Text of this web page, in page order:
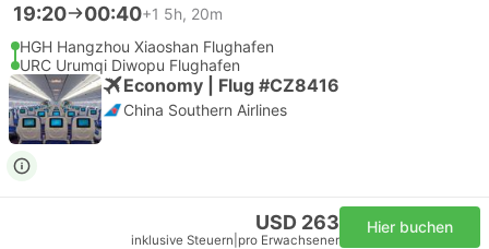
19:20 00:40+1 5h, 20m
HGH Hangzhou Xiaoshan Flughafen
URC Urumqi Diwopu Flughafen
Economy | Flug #CZ8416
China Southern Airlines
USD 263
inklusive Steuern pro Erwachsener
Hier buchen